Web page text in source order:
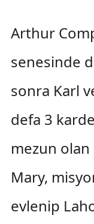
Arthur
senesinde
sonra Karl
defa 3
mezun olan
Mary,
evlenip